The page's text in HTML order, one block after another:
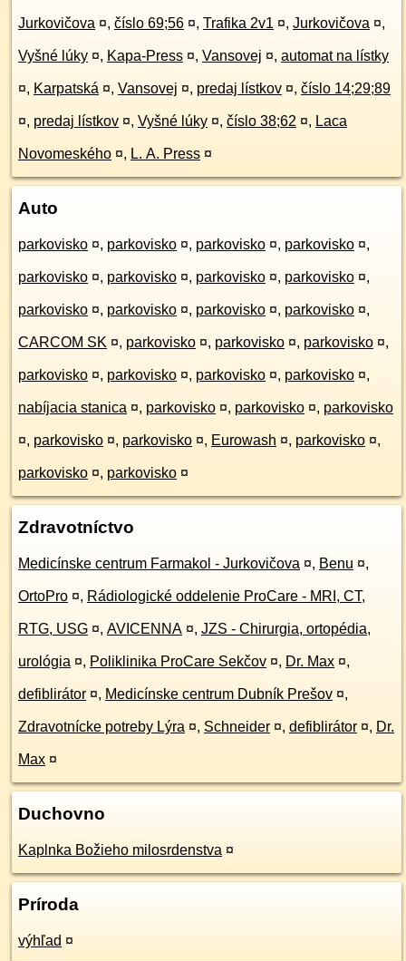
Jurkovičova ¤, číslo 69;56 ¤, Trafika 2v1 ¤, Jurkovičova ¤,
Vyšné lúky ¤, Kapa-Press ¤, Vansovej ¤, automat na lístky
¤, Karpatská ¤, Vansovej ¤, predaj lístkov ¤, číslo 14;29;89
¤, predaj lístkov ¤, Vyšné lúky ¤, číslo 38;62 ¤, Laca
Novomeského ¤, L. A. Press ¤
Auto
parkovisko ¤, parkovisko ¤, parkovisko ¤, parkovisko ¤,
parkovisko ¤, parkovisko ¤, parkovisko ¤, parkovisko ¤,
parkovisko ¤, parkovisko ¤, parkovisko ¤, parkovisko ¤,
CARCOM SK ¤, parkovisko ¤, parkovisko ¤, parkovisko ¤,
parkovisko ¤, parkovisko ¤, parkovisko ¤, parkovisko ¤,
nabíjacia stanica ¤, parkovisko ¤, parkovisko ¤, parkovisko
¤, parkovisko ¤, parkovisko ¤, Eurowash ¤, parkovisko ¤,
parkovisko ¤, parkovisko ¤
Zdravotníctvo
Medicínske centrum Farmakol - Jurkovičova ¤, Benu ¤,
OrtoPro ¤, Rádiologické oddelenie ProCare - MRI, CT,
RTG, USG ¤, AVICENNA ¤, JZS - Chirurgia, ortopédia,
urológia ¤, Poliklinika ProCare Sekčov ¤, Dr. Max ¤,
defiblirátor ¤, Medicínske centrum Dubník Prešov ¤,
Zdravotnícke potreby Lýra ¤, Schneider ¤, defiblirátor ¤, Dr.
Max ¤
Duchovno
Kaplnka Božieho milosrdenstva ¤
Príroda
výhľad ¤